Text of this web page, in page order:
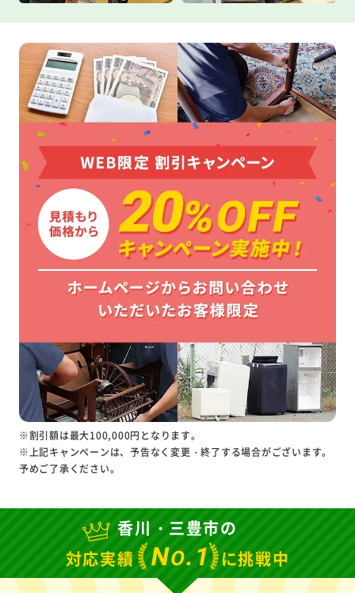
※割引額は最大100,000円となります。
※上記キャンペーンは、予告なく変更・終了する場合がございます。
予めご了承ください。
香川・三豊市の
対応実績
NO.1 に挑戦中